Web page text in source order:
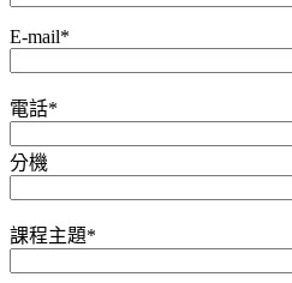
E-mail*
電話*
分機
課程主題*